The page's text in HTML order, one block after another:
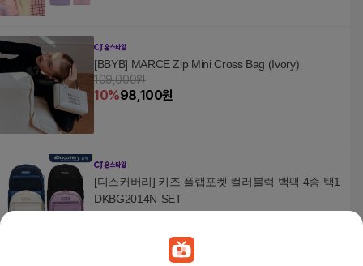
[BBYB] MARCE Zip Mini Cross Bag (Ivory)
109,000원
10%98,100원
[디스커버리] 키즈 플랩포켓 컬러블럭 백팩 4종 택1
DKBG2014N-SET